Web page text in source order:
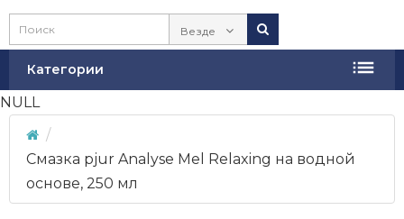
Везде
Категории
NULL
Смазка pjur Analyse Mel Relaxing на водной
основе, 250 мл